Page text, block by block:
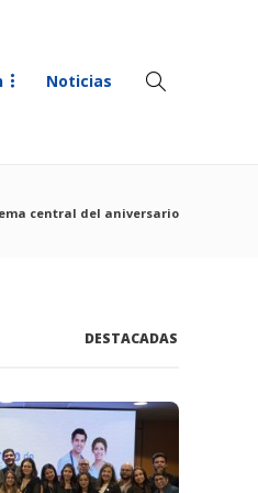
Noticias
central del aniversario
DESTACADAS